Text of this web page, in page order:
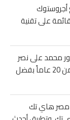
أجروستوك
القائمة على تقنية
محمد على نصر
هجين الذرة 2031 حافظ على ثقة المزارعين لأكثر من 20 عاماً بفضل
مصر هاي تك